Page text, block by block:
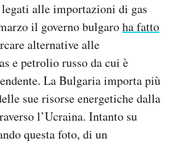
alle importazioni di gas
il governo bulgaroha fatto
alternative alle
e petrolio russo da cui è
La Bulgaria importa più
sue risorse energetiche dalla
l’Ucraina. Intanto su
questa foto, di un